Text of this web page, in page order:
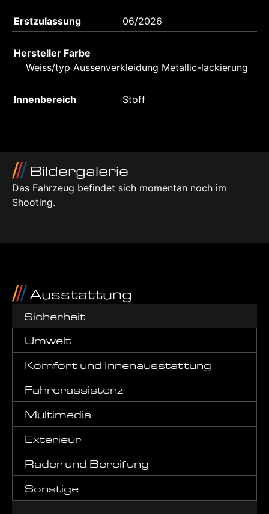
Erstzulassung 06/2026
Hersteller Farbe
Weiss/typ Aussenverkleidung Metallic-lackierung
Innenbereich Stoff
Bildergalerie
Das Fahrzeug befindet sich momentan noch im
Shooting.
Ausstattung
Sicherheit
Umwelt
Komfort und Innenausstattung
Fahrerassistenz
Multimedia
Exterieur
Räder und Bereifung
Sonstige